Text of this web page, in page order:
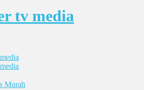
tv media
Murah